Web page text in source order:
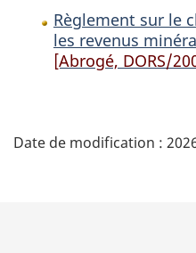
Règlement sur le
les revenus
[Abrogé, DORS/
é
Date de modification :